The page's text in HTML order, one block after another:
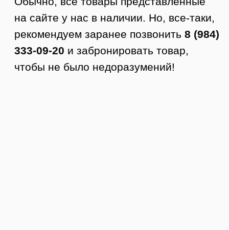
Как заказать доставку
1. Оформляете заявку на сайте.
2. Менеджер с вами связывается,
подтверждает заказ и оформляет
доставку.